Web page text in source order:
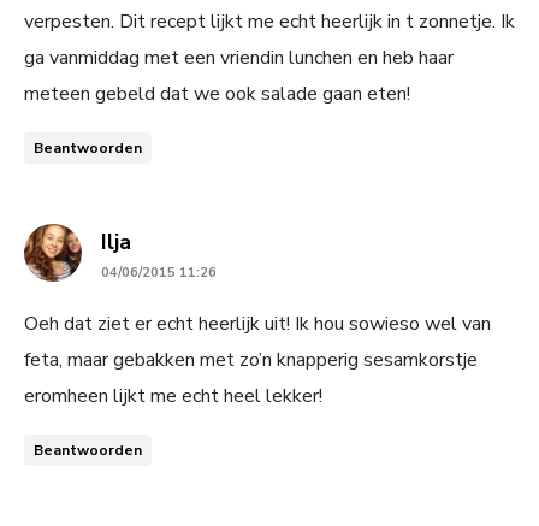
verpesten. Dit recept lijkt me echt heerlijk in t zonnetje. Ik
ga vanmiddag met een vriendin lunchen en heb haar
meteen gebeld dat we ook salade gaan eten!
Beantwoorden
Ilja
04/06/2015 11:26
Oeh dat ziet er echt heerlijk uit! Ik hou sowieso wel van
feta, maar gebakken met zo’n knapperig sesamkorstje
eromheen lijkt me echt heel lekker!
Beantwoorden